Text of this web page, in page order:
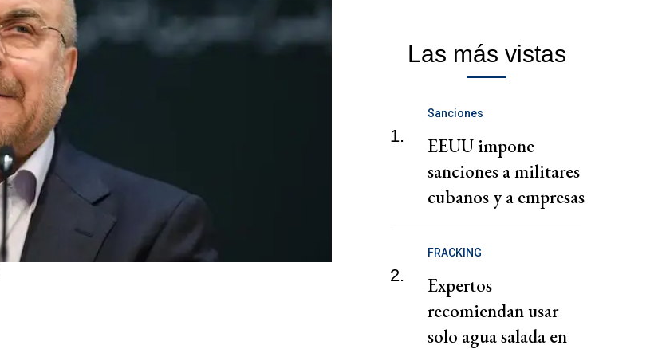
Las más vistas
1.
Sanciones
EEUU impone
sanciones a militares
cubanos y a empresas
adquisición de armas
2.
FRACKING
Expertos
recomiendan usar
solo agua salada en